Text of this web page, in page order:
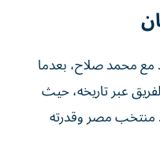
محمد صلاح، بعدما
عبر تاريخه، حيث
منتخب مصر وقدرته